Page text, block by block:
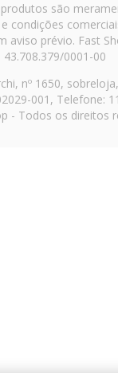
são
condições
aviso prévio. Fast
43.708.379/0001-00
nº 1650,
001, Telefone:
- Todos os direitos